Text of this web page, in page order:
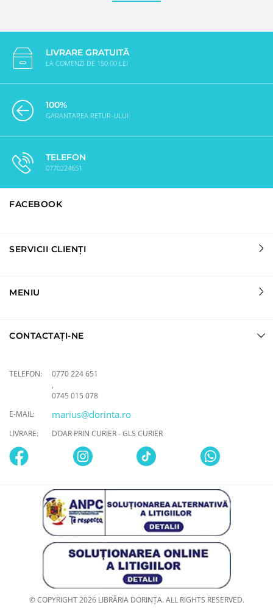
LIVRARE GRATUITĂ
LA COMENZI DE 150.00 LEI
100%
GARANTAREA RETUR-ULUI
TELEFON
0770224651
FACEBOOK
SERVICII CLIENȚI
MENIU
CONTACTAȚI-NE
TELEFON:
0770 224 651
,
0745 015 078
E-MAIL:
marius@dorinta.ro
LIVRARE: DOAR PRIN CURIER - GLS CURIER
© COPYRIGHT 2026 LIBRĂRIA DORINȚA. ALL RIGHTS RESERVED.